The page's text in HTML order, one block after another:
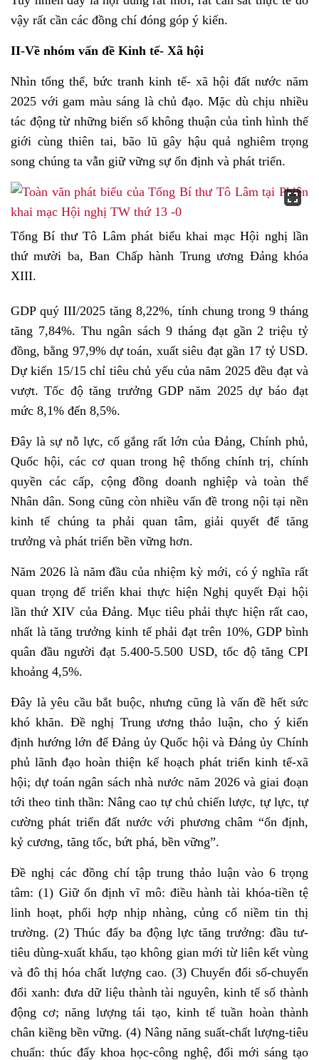
vậy rất cần các đồng chí đóng góp ý kiến.
II-Về nhóm vấn đề Kinh tế- Xã hội
Nhìn tổng thể, bức tranh kinh tế- xã hội đất nước năm
2025 với gam màu sáng là chủ đạo. Mặc dù chịu nhiều
tác động từ những biến số không thuận của tình hình thế
giới cùng thiên tai, bão lũ gây hậu quả nghiêm trọng
song chúng ta vẫn giữ vững sự ổn định và phát triển.
Tổng Bí thư Tô Lâm phát biểu khai mạc Hội nghị lần
thứ mười ba, Ban Chấp hành Trung ương Đảng khóa
XIII.
GDP quý III/2025 tăng 8,22%, tính chung trong 9 tháng
tăng 7,84%. Thu ngân sách 9 tháng đạt gần 2 triệu tỷ
đồng, bằng 97,9% dự toán, xuất siêu đạt gần 17 tỷ USD.
Dự kiến 15/15 chỉ tiêu chủ yếu của năm 2025 đều đạt và
vượt. Tốc độ tăng trưởng GDP năm 2025 dự báo đạt
mức 8,1% đến 8,5%.
Đây là sự nỗ lực, cố gắng rất lớn của Đảng, Chính phủ,
Quốc hội, các cơ quan trong hệ thống chính trị, chính
quyền các cấp, cộng đồng doanh nghiệp và toàn thể
Nhân dân. Song cũng còn nhiều vấn đề trong nội tại nền
kinh tế chúng ta phải quan tâm, giải quyết để tăng
trưởng và phát triển bền vững hơn.
Năm 2026 là năm đầu của nhiệm kỳ mới, có ý nghĩa rất
quan trọng để triển khai thực hiện Nghị quyết Đại hội
lần thứ XIV của Đảng. Mục tiêu phải thực hiện rất cao,
nhất là tăng trưởng kinh tế phải đạt trên 10%, GDP bình
quân đầu người đạt 5.400-5.500 USD, tốc độ tăng CPI
khoảng 4,5%.
Đây là yêu cầu bắt buộc, nhưng cũng là vấn đề hết sức
khó khăn. Đề nghị Trung ương thảo luận, cho ý kiến
định hướng lớn để Đảng ủy Quốc hội và Đảng ủy Chính
phủ lãnh đạo hoàn thiện kế hoạch phát triển kinh tế-xã
hội; dự toán ngân sách nhà nước năm 2026 và giai đoạn
tới theo tinh thần: Nâng cao tự chủ chiến lược, tự lực, tự
cường phát triển đất nước với phương châm “ổn định,
kỷ cương, tăng tốc, bứt phá, bền vững”.
Đề nghị các đồng chí tập trung thảo luận vào 6 trọng
tâm: (1) Giữ ổn định vĩ mô: điều hành tài khóa-tiền tệ
linh hoạt, phối hợp nhịp nhàng, củng cố niềm tin thị
trường. (2) Thúc đẩy ba động lực tăng trưởng: đầu tư-
tiêu dùng-xuất khẩu, tạo không gian mới từ liên kết vùng
và đô thị hóa chất lượng cao. (3) Chuyển đổi số-chuyển
đổi xanh: đưa dữ liệu thành tài nguyên, kinh tế số thành
động cơ; năng lượng tái tạo, kinh tế tuần hoàn thành
chân kiềng bền vững. (4) Nâng năng suất-chất lượng-tiêu
chuẩn: thúc đẩy khoa học-công nghệ, đổi mới sáng tạo